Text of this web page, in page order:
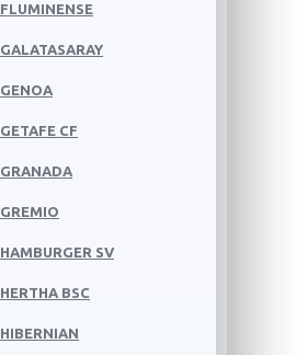
FLUMINENSE
GALATASARAY
GENOA
GETAFE CF
GRANADA
GREMIO
HAMBURGER SV
HERTHA BSC
HIBERNIAN